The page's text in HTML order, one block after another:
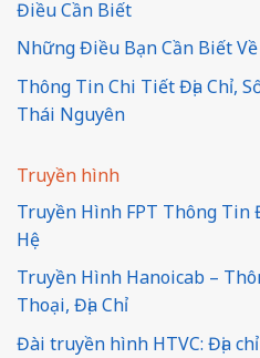
Điều Cần Biết
Những Điều Bạn Cần Biết
Thông Tin Chi Tiết Địa Chỉ,
Thái Nguyên
Truyền hình
Truyền Hình FPT Thông Tin
Hệ
Truyền Hình Hanoicab –
Thoại, Địa Chỉ
Đài truyền hình HTVC: Địa